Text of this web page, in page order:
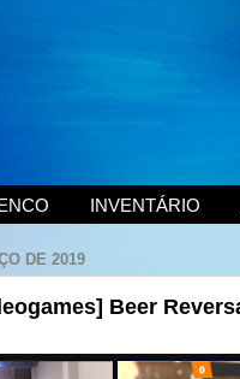
INVENTÁRIO
DE 2019
Beer